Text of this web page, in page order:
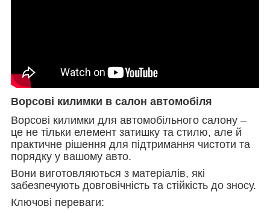
Ворсові килимки в салон автомобіля
Ворсові килимки для автомобільного салону –
це не тільки елемент затишку та стилю, але й
практичне рішення для підтримання чистоти та
порядку у вашому авто.
Вони виготовляються з матеріалів, які
забезпечують довговічність та стійкість до зносу.
Ключові переваги: